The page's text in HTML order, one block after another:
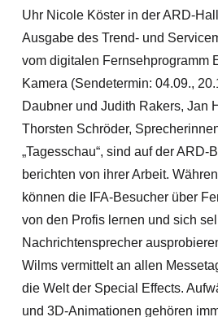
Uhr Nicole Köster in der ARD-
Ausgabe des Trend- und
vom digitalen Fernsehprogramm
Kamera (Sendetermin: 04.09.,
Daubner und Judith Rakers, Jan
Thorsten Schröder,
„Tagesschau“, sind auf der ARD-
berichten von ihrer Arbeit.
können die IFA-Besucher über
von den Profis lernen und sich
Nachrichtensprecher
Wilms vermittelt an allen
die Welt der Special Effects.
und 3D-Animationen gehören